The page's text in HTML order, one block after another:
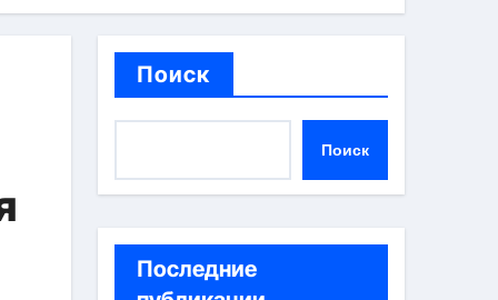
Поиск
Поиск
Последние